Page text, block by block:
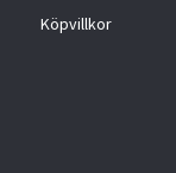
Köpvillkor